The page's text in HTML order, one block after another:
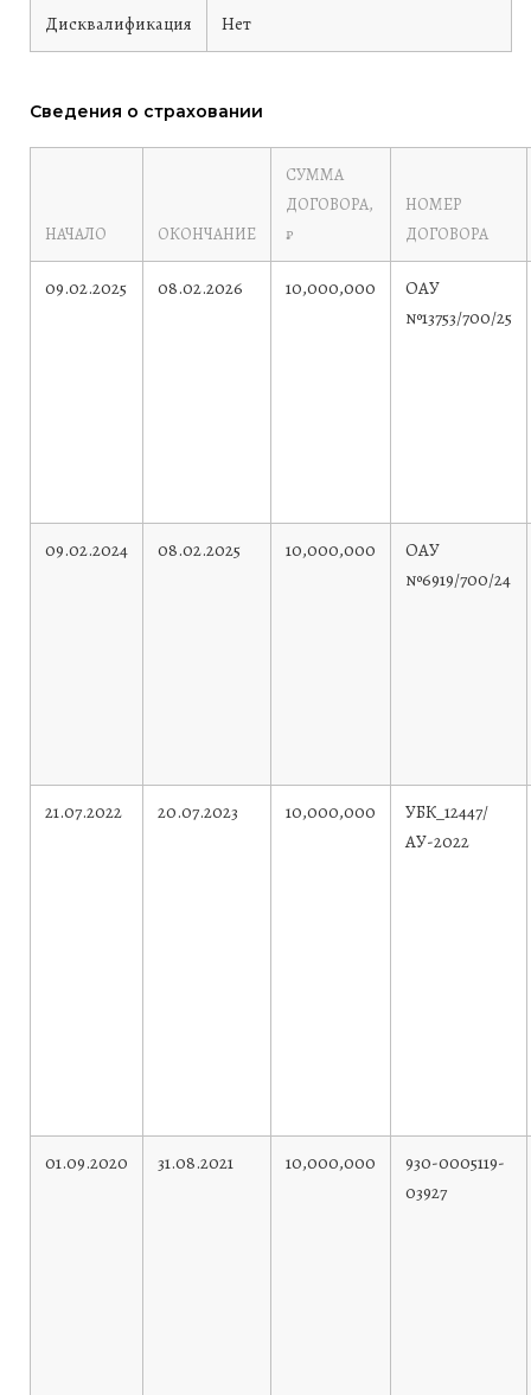
Дисквалификация Нет
Сведения о страховании
НАЧАЛО ОКОНЧАНИЕ
СУММА
ДОГОВОРА,
₽
НОМЕР
ДОГОВОРА
09.02.2025 08.02.2026 10,000,000
ОАУ
№13753/700/25
09.02.2024 08.02.2025 10,000,000
ОАУ
№6919/700/24
21.07.2022 20.07.2023 10,000,000
УБК_12447/
АУ-2022
01.09.2020 31.08.2021 10,000,000
930-0005119-
03927